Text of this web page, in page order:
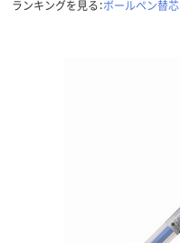
ランキングを見る：ボールペン替芯